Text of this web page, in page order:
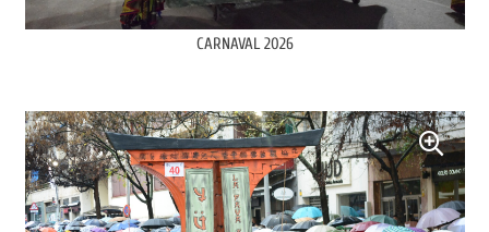
CARNAVAL 2026